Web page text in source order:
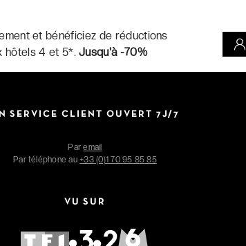
et bénéficiez de réductions
hôtels 4 et 5*.Jusqu'à -70%
SERVICE CLIENT OUVERT 7J/7
Paremail
Par téléphone au+33 (0)1 70 95 85 85
VU SUR